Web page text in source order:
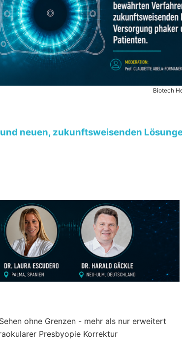
Biotech
neuen, zukunftsweisenden
ohne Grenzen - mehr als nur erweitert
Presbyopie Korrektur